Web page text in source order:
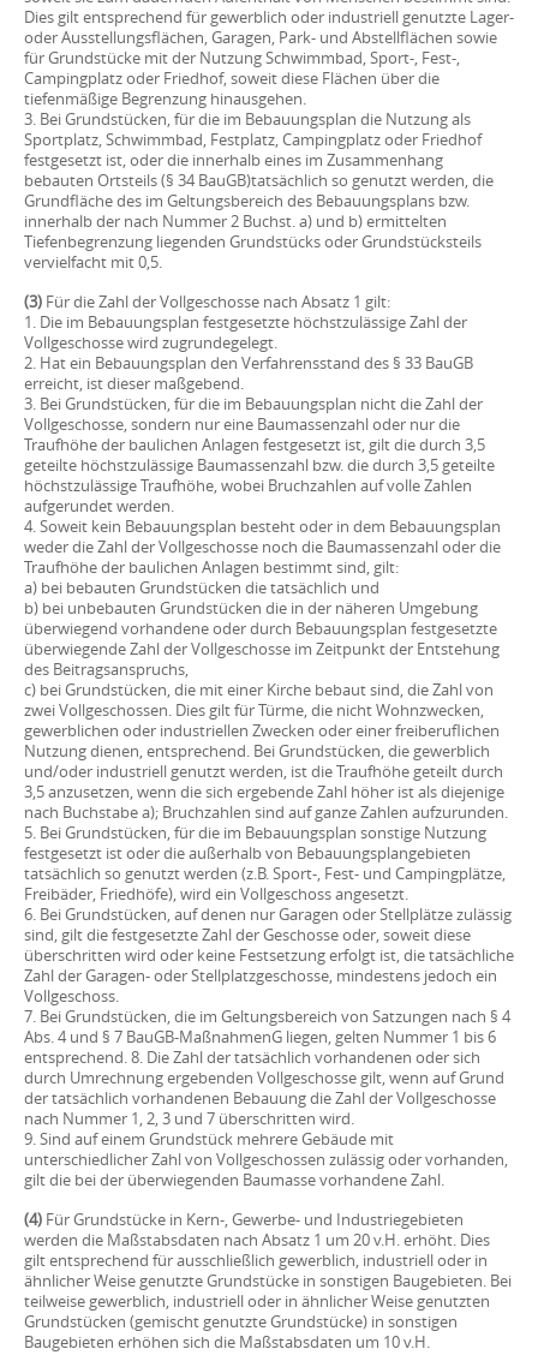
Dies gilt entsprechend für gewerblich oder industriell genutzte Lager-
oder Ausstellungsflächen, Garagen, Park- und Abstellflächen sowie
für Grundstücke mit der Nutzung Schwimmbad, Sport-, Fest-,
Campingplatz oder Friedhof, soweit diese Flächen über die
tiefenmäßige Begrenzung hinausgehen.
3. Bei Grundstücken, für die im Bebauungsplan die Nutzung als
Sportplatz, Schwimmbad, Festplatz, Campingplatz oder Friedhof
festgesetzt ist, oder die innerhalb eines im Zusammenhang
bebauten Ortsteils (§ 34 BauGB)tatsächlich so genutzt werden, die
Grundfläche des im Geltungsbereich des Bebauungsplans bzw.
innerhalb der nach Nummer 2 Buchst. a) und b) ermittelten
Tiefenbegrenzung liegenden Grundstücks oder Grundstücksteils
vervielfacht mit 0,5.
(3) Für die Zahl der Vollgeschosse nach Absatz 1 gilt:
1. Die im Bebauungsplan festgesetzte höchstzulässige Zahl der
Vollgeschosse wird zugrundegelegt.
2. Hat ein Bebauungsplan den Verfahrensstand des § 33 BauGB
erreicht, ist dieser maßgebend.
3. Bei Grundstücken, für die im Bebauungsplan nicht die Zahl der
Vollgeschosse, sondern nur eine Baumassenzahl oder nur die
Traufhöhe der baulichen Anlagen festgesetzt ist, gilt die durch 3,5
geteilte höchstzulässige Baumassenzahl bzw. die durch 3,5 geteilte
höchstzulässige Traufhöhe, wobei Bruchzahlen auf volle Zahlen
aufgerundet werden.
4. Soweit kein Bebauungsplan besteht oder in dem Bebauungsplan
weder die Zahl der Vollgeschosse noch die Baumassenzahl oder die
Traufhöhe der baulichen Anlagen bestimmt sind, gilt:
a) bei bebauten Grundstücken die tatsächlich und
b) bei unbebauten Grundstücken die in der näheren Umgebung
überwiegend vorhandene oder durch Bebauungsplan festgesetzte
überwiegende Zahl der Vollgeschosse im Zeitpunkt der Entstehung
des Beitragsanspruchs,
c) bei Grundstücken, die mit einer Kirche bebaut sind, die Zahl von
zwei Vollgeschossen. Dies gilt für Türme, die nicht Wohnzwecken,
gewerblichen oder industriellen Zwecken oder einer freiberuflichen
Nutzung dienen, entsprechend. Bei Grundstücken, die gewerblich
und/oder industriell genutzt werden, ist die Traufhöhe geteilt durch
3,5 anzusetzen, wenn die sich ergebende Zahl höher ist als diejenige
nach Buchstabe a); Bruchzahlen sind auf ganze Zahlen aufzurunden.
5. Bei Grundstücken, für die im Bebauungsplan sonstige Nutzung
festgesetzt ist oder die außerhalb von Bebauungsplangebieten
tatsächlich so genutzt werden (z.B. Sport-, Fest- und Campingplätze,
Freibäder, Friedhöfe), wird ein Vollgeschoss angesetzt.
6. Bei Grundstücken, auf denen nur Garagen oder Stellplätze zulässig
sind, gilt die festgesetzte Zahl der Geschosse oder, soweit diese
überschritten wird oder keine Festsetzung erfolgt ist, die tatsächliche
Zahl der Garagen- oder Stellplatzgeschosse, mindestens jedoch ein
Vollgeschoss.
7. Bei Grundstücken, die im Geltungsbereich von Satzungen nach § 4
Abs. 4 und § 7 BauGB-MaßnahmenG liegen, gelten Nummer 1 bis 6
entsprechend. 8. Die Zahl der tatsächlich vorhandenen oder sich
durch Umrechnung ergebenden Vollgeschosse gilt, wenn auf Grund
der tatsächlich vorhandenen Bebauung die Zahl der Vollgeschosse
nach Nummer 1, 2, 3 und 7 überschritten wird.
9. Sind auf einem Grundstück mehrere Gebäude mit
unterschiedlicher Zahl von Vollgeschossen zulässig oder vorhanden,
gilt die bei der überwiegenden Baumasse vorhandene Zahl.
(4) Für Grundstücke in Kern-, Gewerbe- und Industriegebieten
werden die Maßstabsdaten nach Absatz 1 um 20 v.H. erhöht. Dies
gilt entsprechend für ausschließlich gewerblich, industriell oder in
ähnlicher Weise genutzte Grundstücke in sonstigen Baugebieten. Bei
teilweise gewerblich, industriell oder in ähnlicher Weise genutzten
Grundstücken (gemischt genutzte Grundstücke) in sonstigen
Baugebieten erhöhen sich die Maßstabsdaten um 10 v.H.